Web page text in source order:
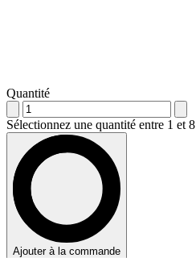
Quantité
Sélectionnez une quantité entre 1 et 8
Ajouter à la commande